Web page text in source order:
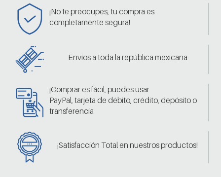
¡No te preocupes, tu compra es
completamente segura!
Envíos a toda la república mexicana
¡Comprar es fácil, puedes usar
PayPal, tarjeta de débito, crédito, depósito o
transferencia
¡Satisfacción Total en nuestros productos!